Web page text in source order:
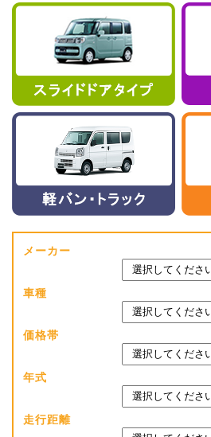
メーカー
車種
価格帯
年式
走行距離